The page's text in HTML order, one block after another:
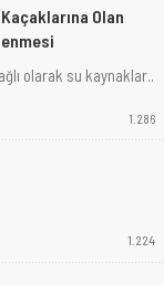
Olan
olarak su kaynaklar..
1.286
1.224